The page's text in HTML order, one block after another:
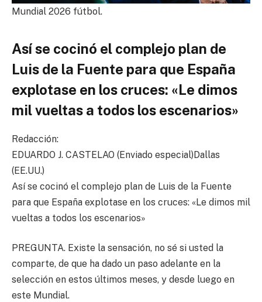
Mundial 2026 fútbol.
Así se cocinó el complejo plan de
Luis de la Fuente para que España
explotase en los cruces: «Le dimos
mil vueltas a todos los escenarios»
Redacción:
EDUARDO J. CASTELAO (Enviado especial)Dallas
(EE.UU.)
Así se cocinó el complejo plan de Luis de la Fuente
para que España explotase en los cruces: «Le dimos mil
vueltas a todos los escenarios»
PREGUNTA. Existe la sensación, no sé si usted la
comparte, de que ha dado un paso adelante en la
selección en estos últimos meses, y desde luego en
este Mundial.